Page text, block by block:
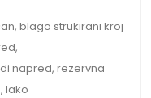
blago strukirani kroj
napred, rezervna
lako